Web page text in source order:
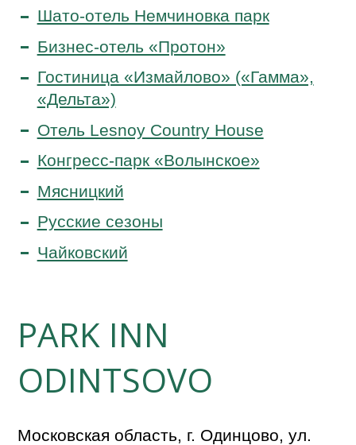
Шато-отель Немчиновка парк
Бизнес-отель «Протон»
Гостиница «Измайлово» («Гамма»,
«Дельта»)
Отель Lesnoy Country House
Конгресс-парк «Волынское»
Мясницкий
Русские сезоны
Чайковский
PARK INN
ODINTSOVO
Московская область, г. Одинцово, ул.